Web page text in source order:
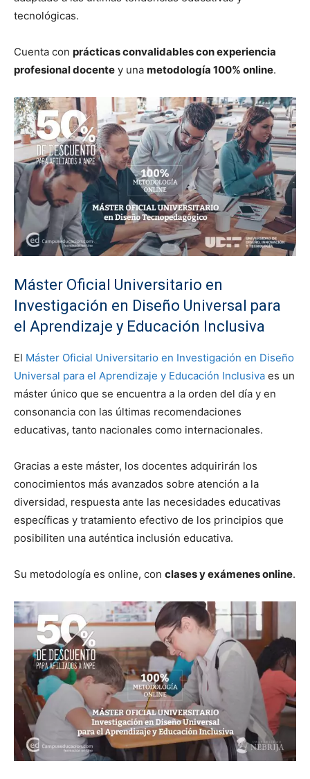
tecnológicas.
Cuenta con prácticas convalidables con experiencia
profesional docente y una metodología 100% online.
Máster Oficial Universitario en
Investigación en Diseño Universal para
el Aprendizaje y Educación Inclusiva
El Máster Oficial Universitario en Investigación en Diseño
Universal para el Aprendizaje y Educación Inclusiva es un
máster único que se encuentra a la orden del día y en
consonancia con las últimas recomendaciones
educativas, tanto nacionales como internacionales.
Gracias a este máster, los docentes adquirirán los
conocimientos más avanzados sobre atención a la
diversidad, respuesta ante las necesidades educativas
específicas y tratamiento efectivo de los principios que
posibiliten una auténtica inclusión educativa.
Su metodología es online, con clases y exámenes online.